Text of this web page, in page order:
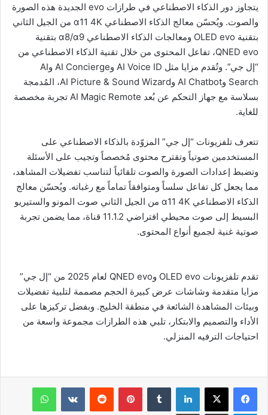
يتجاوز دور الذكاء الاصطناعي في طرازات evo الجديدة هذه الصورة
والصوت. ويُحسّن معالج الذكاء الاصطناعي α11 4K من الجيل الثاني
بتقنية OLED evo ومعالجات الذكاء الاصطناعي α8/α9 بتقنية
QNED evo، تفاعل المحتوى من خلال تقنية الذكاء الاصطناعي من
“إل جي”. وتُقدم مزايا مثل AI Voice ID وAI Concierge وAI
Search وAI Chatbot وAI Picture & Sound Wizard، المُدمجة
بسلاسة مع جهاز التحكم عن بُعد AI Magic Remote تجربة مخصصة
للغاية.
تتعرف تلفزيونات “إل جي” المزوّدة بالذكاء الاصطناعي على
المستخدمين صوتياً وتقترح محتوى مُخصصاً وتجيب على الأسئلة
وتضبط إعدادات الصورة والصوت تلقائياً لتناسب تفضيلات المشاهد،
مما يجعل كل تفاعل سلساً ومتوافقاً تماماً مع رغباته. ويُحسّن معالج
الذكاء الاصطناعي α11 4K من الجيل الثاني صوت المونو والستيريو
البسيط إلى صوت محيطي افتراضي 11.1.2 قناة، مما يضمن تجربة
صوتية غنية لجميع أنواع المحتوى.
تقدم تلفزيونات OLED evo وQNED evo لعام 2025 من “إل جي”
مزايا متقدمة وشاشات عرض كبيرة الحجم مصممة لتلبية تفضيلات
وبيئات المشاهدة الشائعة في منطقة الخليج. وبفضل تركيزها على
الأداء والتصميم والابتكار، تلبي هذه الطرازات مجموعة واسعة من
احتياجات الترفيه المنزلي.
لينكدإن بينتيريست واتساب
تيلقرام مشاركة عبر البريد طباعة